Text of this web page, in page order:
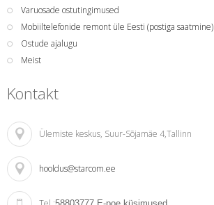
Varuosade ostutingimused
Mobiiltelefonide remont üle Eesti (postiga saatmine)
Ostude ajalugu
Meist
Kontakt
Ülemiste keskus, Suur-Sõjamäe 4,Tallinn
hooldus@starcom.ee